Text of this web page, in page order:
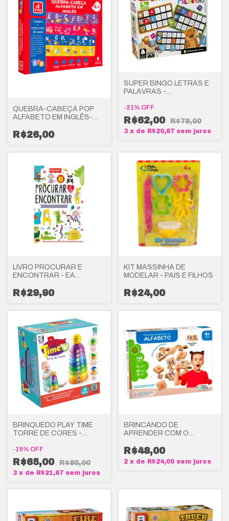
QUEBRA-CABEÇÁ POP
ALFABETO EM INGLÊS-
CRIANÇA
R$26,00
SUPER BINGO LETRAS E
PALAVRAS -
CRIANÇA
-21% OFF
R$62,00 R$78,00
3 x de R$20,67 sem juros
LIVRO PROCURAR E
ENCONTRAR - EA
R$29,90
KIT MASSINHA DE
MODELAR - PAIS E FILHOS
R$24,00
BRINQUEDO PLAY TIME
TORRE DE CORES -
-19% OFF
R$65,00 R$80,00
3 x de R$21,67 sem juros
BRINCANDO DE
APRENDER COM O
R$48,00
2 x de R$24,00 sem juros